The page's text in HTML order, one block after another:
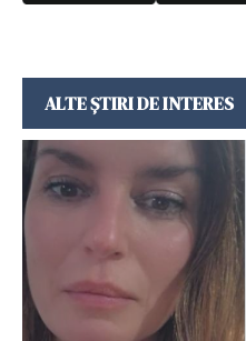
ALTE ȘTIRI DE INTERES